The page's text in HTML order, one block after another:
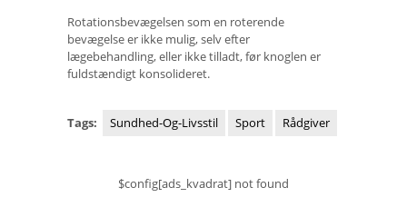
Rotationsbevægelsen som en roterende
bevægelse er ikke mulig, selv efter
lægebehandling, eller ikke tilladt, før knoglen er
fuldstændigt konsolideret.
Tags: Sundhed-Og-Livsstil Sport Rådgiver
$config[ads_kvadrat] not found